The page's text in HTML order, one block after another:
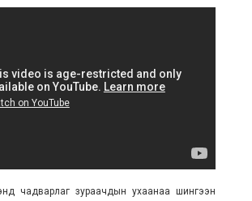
чадварлаг зураачдын ухаанаа шингээн